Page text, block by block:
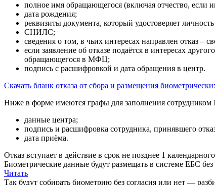
полное имя обращающегося (включая отчество, если
дата рождения;
реквизиты документа, который удостоверяет
СНИЛС;
сведения о том, в чьих интересах направлен отказ –
если заявление об отказе подаётся в интересах
обращающегося в МФЦ;
подпись с расшифровкой и дата обращения в центр.
Скачать бланк отказа от сбора и размещения
Ниже в форме имеются графы для заполнения
данные центра;
подпись и расшифровка сотрудника, принявшего
дата приёма.
Отказ вступает в действие в срок не позднее 1
Биометрические данные будут размещать в системе ЕБС без
Читать
Так будут собирать биометрию без согласия или нет —